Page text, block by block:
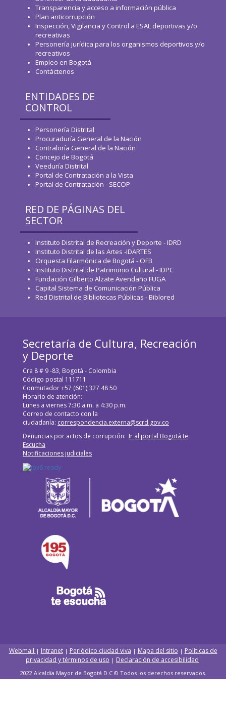
Transparencia y acceso a información pública
Plan anticorrupción
Inspección, Vigilancia y Control a ESAL deportivas y/o
recreativas
Personería jurídica para los organismos deportivos y/o
recreativos
Empleo en Bogotá
Contáctenos
ENTIDADES DE
CONTROL
Personería Distrital
Procuraduría General de la Nación
Contraloría General de la Nación
Concejo de Bogotá
Veeduría Distrital
Portal de Contratación a la Vista
Portal de Contratación - SECOP
RED DE PÁGINAS DEL
SECTOR
Instituto Distrital de Recreación y Deporte - IDRD
Instituto Distrital de las Artes -IDARTES
Orquesta Filarmónica de Bogotá - OFB
Instituto Distrital de Patrimonio Cultural - IDPC
Fundación Gilberto Alzate Avendaño FUGA
Capital Sistema de Comunicación Pública
Red Distrital de Bibliotecas Públicas - Biblored
Secretaría de Cultura, Recreación
y Deporte
Cra 8 # 9 -83, Bogotá - Colombia
Código postal 111711
Conmutador +57 (601) 327 48 50
Horario de atención:
Lunes a viernes 7:30 a.m. a 4:30 p.m.
Correo de contacto con la
ciudadanía: correspondencia.externa@scrd.gov.co
Denuncias por actos de corrupción: Ir al portal Bogotá te
Escucha
Notificaciones judiciales
Webmail | Intranet| Periódico ciudad viva | Mapa del sitio | Políticas de
privacidad y términos de uso | Declaración de accesibilidad
2022 Alcaldía Mayor de Bogotá D.C © Todos los derechos reservados.